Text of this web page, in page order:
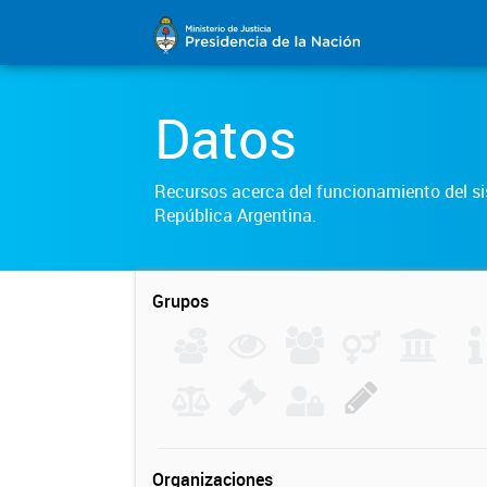
Datos
Recursos acerca del funcionamiento del
República Argentina.
Grupos
Organizaciones